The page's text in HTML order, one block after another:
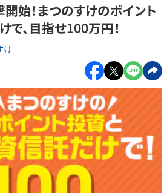
始！まつのすけのポイント
で、目指せ100万円！
け